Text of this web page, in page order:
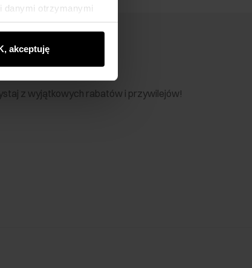
danymi otrzymanymi
akceptuję
z wyjątkowych rabatów i przywilejów!